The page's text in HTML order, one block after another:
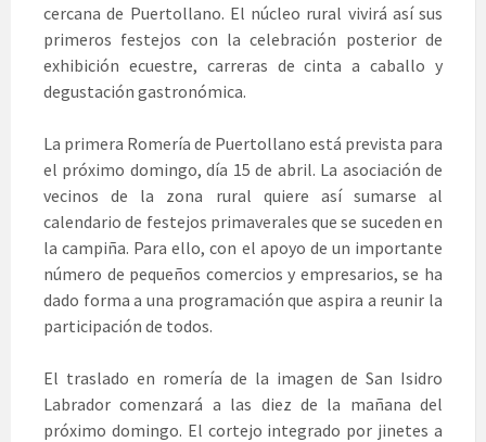
cercana de Puertollano. El núcleo rural vivirá así sus
primeros festejos con la celebración posterior de
exhibición ecuestre, carreras de cinta a caballo y
degustación gastronómica.
La primera Romería de Puertollano está prevista para
el próximo domingo, día 15 de abril. La asociación de
vecinos de la zona rural quiere así sumarse al
calendario de festejos primaverales que se suceden en
la campiña. Para ello, con el apoyo de un importante
número de pequeños comercios y empresarios, se ha
dado forma a una programación que aspira a reunir la
participación de todos.
El traslado en romería de la imagen de San Isidro
Labrador comenzará a las diez de la mañana del
próximo domingo. El cortejo integrado por jinetes a